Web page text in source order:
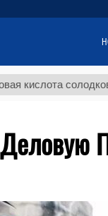
солодкового